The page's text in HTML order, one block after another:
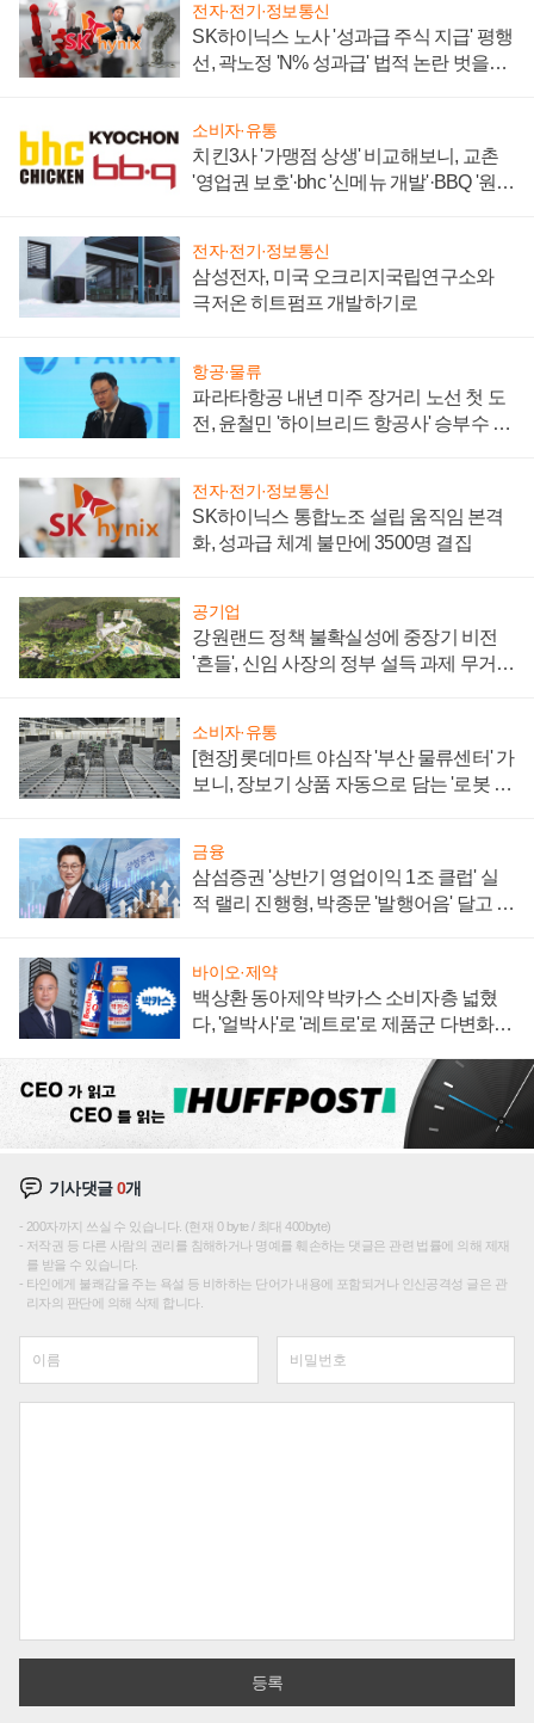
전자·전기·정보통신
SK하이닉스 노사 '성과급 주식 지급' 평행
선, 곽노정 'N% 성과급' 법적 논란 벗을지
소비자·유통
치킨3사 '가맹점 상생' 비교해보니, 교촌
'영업권 보호'·bhc '신메뉴 개발'·BBQ '원가
전자·전기·정보통신
삼성전자, 미국 오크리지국립연구소와
극저온 히트펌프 개발하기로
항공·물류
파라타항공 내년 미주 장거리 노선 첫 도
전, 윤철민 '하이브리드 항공사' 승부수 통
전자·전기·정보통신
SK하이닉스 통합노조 설립 움직임 본격
화, 성과급 체계 불만에 3500명 결집
공기업
강원랜드 정책 불확실성에 중장기 비전
'흔들', 신임 사장의 정부 설득 과제 무거워
소비자·유통
[현장] 롯데마트 야심작 '부산 물류센터' 가
보니, 장보기 상품 자동으로 담는 '로봇 40
금융
삼섬증권 '상반기 영업이익 1조 클럽' 실
적 랠리 진행형, 박종문 '발행어음' 달고 연
바이오·제약
백상환 동아제약 박카스 소비자층 넓혔
다, '얼박사'로 '레트로'로 제품군 다변화
기사댓글0개
200자까지 쓰실 수 있습니다. (현재 0 byte / 최대 400byte)
저작권 등 다른 사람의 권리를 침해하거나 명예를 훼손하는 댓글은 관련 법률에 의해 제재
를 받을 수 있습니다.
타인에게 불쾌감을 주는 욕설 등 비하하는 단어가 내용에 포함되거나 인신공격성 글은 관
리자의 판단에 의해 삭제 합니다.